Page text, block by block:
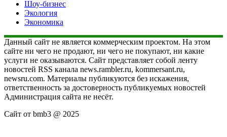
Шоу-бизнес
Экология
Экономика
Данный сайт не является коммерческим проектом. На этом
сайте ни чего не продают, ни чего не покупают, ни какие
услуги не оказываются. Сайт представляет собой ленту
новостей RSS канала news.rambler.ru, kommersant.ru,
newsru.com. Материалы публикуются без искажения,
ответственность за достоверность публикуемых новостей
Администрация сайта не несёт.
Сайт от bmb3 @ 2025